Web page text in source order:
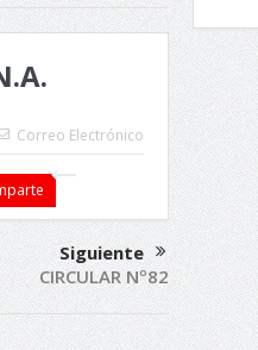
Correo Electrónico
Siguiente
CIRCULAR Nº82